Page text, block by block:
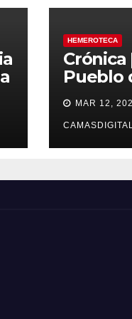
HEMEROTECA
Crónica
Pueblo
losMAR 12,